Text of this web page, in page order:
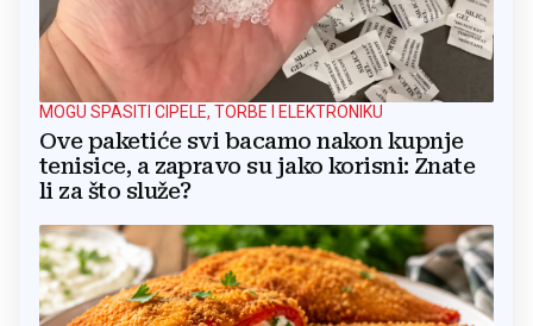
MOGU SPASITI CIPELE, TORBE I ELEKTRONIKU
Ove paketiće svi bacamo nakon kupnje
tenisice, a zapravo su jako korisni: Znate
li za što služe?